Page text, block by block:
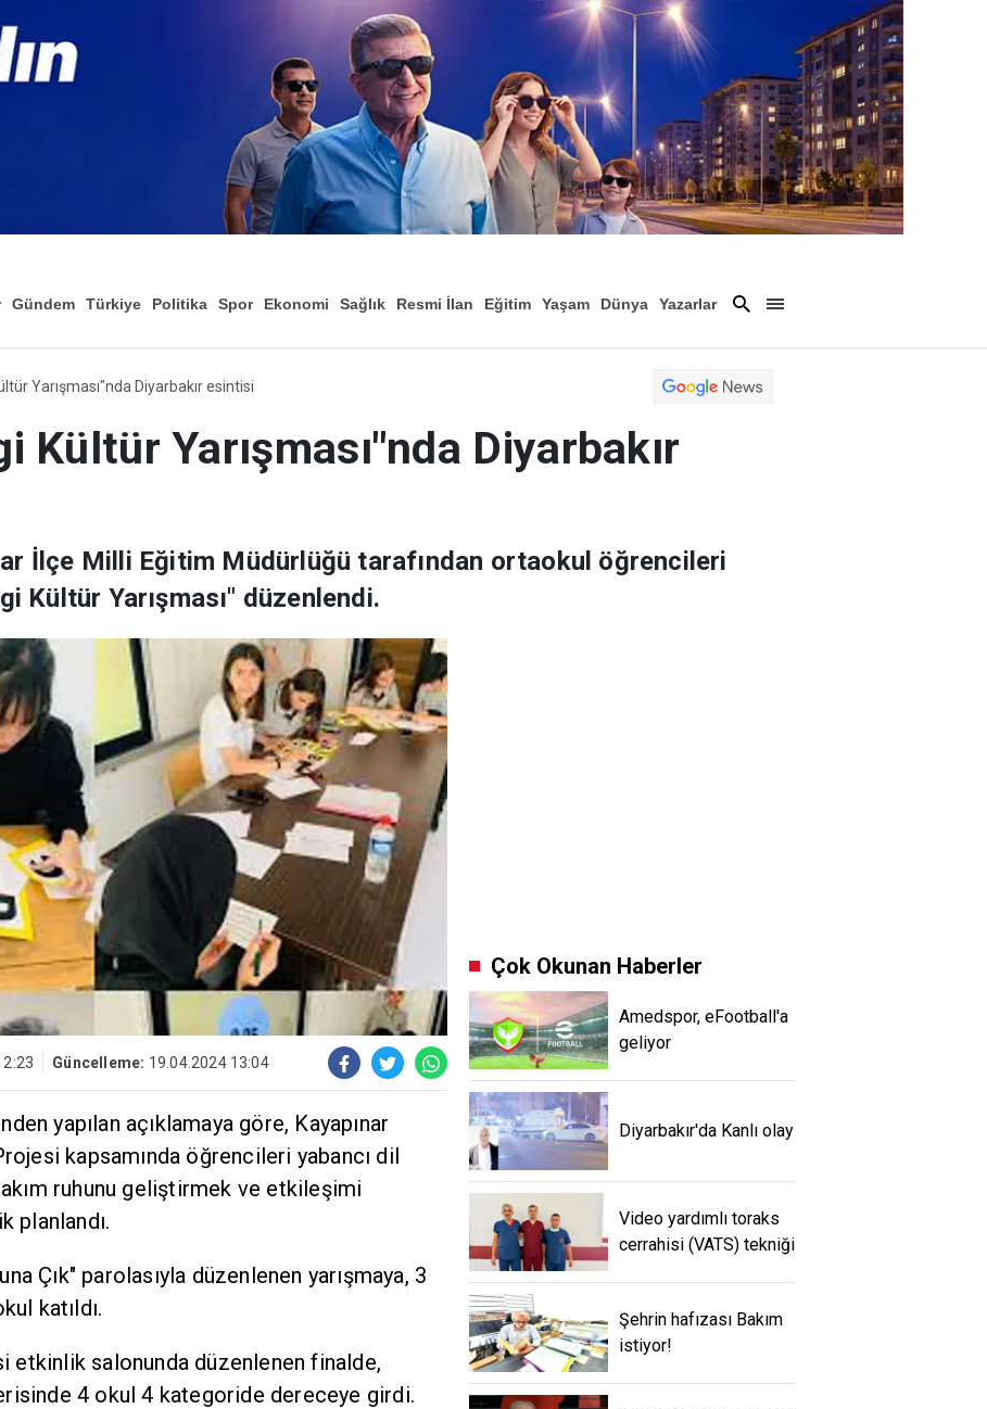
Gündem Türkiye Politika Spor Ekonomi Sağlık Resmi İlan Eğitim Yaşam
Dünya
Yazarlar
Yarışması"nda Diyarbakır esintisi
Kültür Yarışması"nda Diyarbakır
İlçe Milli Eğitim Müdürlüğü tarafından ortaokul öğrencileri
Kültür Yarışması" düzenlendi.
Güncelleme: 19.04.2024 13:04
yapılan açıklamaya göre, Kayapınar
kapsamında öğrencileri yabancı dil
ruhunu geliştirmek ve etkileşimi
planlandı.
Çık" parolasıyla düzenlenen yarışmaya, 3
katıldı.
etkinlik salonunda düzenlenen finalde,
4 okul 4 kategoride dereceye girdi.
Çok Okunan Haberler
Amedspor, eFootball'a
geliyor
Diyarbakır'da Kanlı olay
Video yardımlı toraks
cerrahisi (VATS) tekniği
Şehrin hafızası Bakım
istiyor!